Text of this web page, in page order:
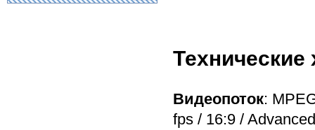
Технические
Видеопоток:
fps / 16:9 /